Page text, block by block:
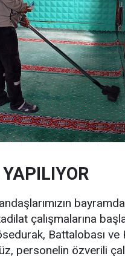
çalışmalarına
Battalobası
personelin özverili